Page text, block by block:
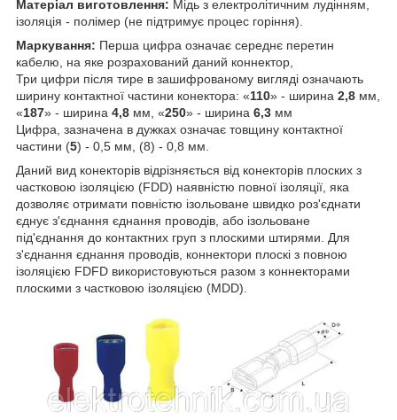
Матеріал виготовлення: Мідь з електролітичним лудінням,
ізоляція - полімер (не підтримує процес горіння).
Маркування: Перша цифра означає середнє перетин
кабелю, на яке розрахований даний коннектор,
Три цифри після тире в зашифрованому вигляді означають
ширину контактної частини конектора: «110» - ширина 2,8 мм,
«187» - ширина 4,8 мм, «250» - ширина 6,3 мм
Цифра, зазначена в дужках означає товщину контактної
частини (5) - 0,5 мм, (8) - 0,8 мм.
Даний вид конекторів відрізняється від конекторів плоских з
частковою ізоляцією (FDD) наявністю повної ізоляції, яка
дозволяє отримати повністю ізольоване швидко роз'єднати
єднує з'єднання єднання проводів, або ізольоване
під'єднання до контактних груп з плоскими штирями. Для
з'єднання єднання проводів, коннектори плоскі з повною
ізоляцією FDFD використовуються разом з коннекторами
плоскими з частковою ізоляцією (MDD).